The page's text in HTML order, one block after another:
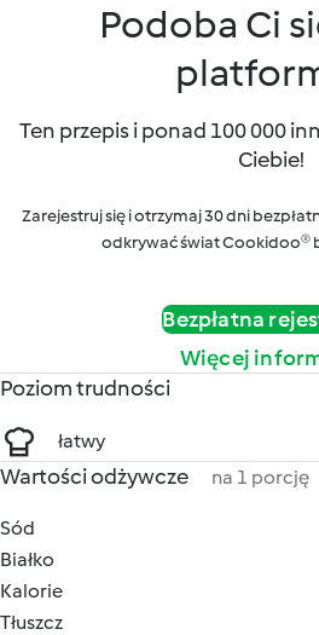
Podoba Ci
Ten przepis i ponad 100 000
Ciebie!
Zarejestruj się i otrzymaj 30 dni
odkrywać świat Cookidoo®
Bezpłatna
Więcej
Poziom trudności
łatwy
Wartości odżywcze na 1 porcję
Sód
Białko
Kalorie
Tłuszcz